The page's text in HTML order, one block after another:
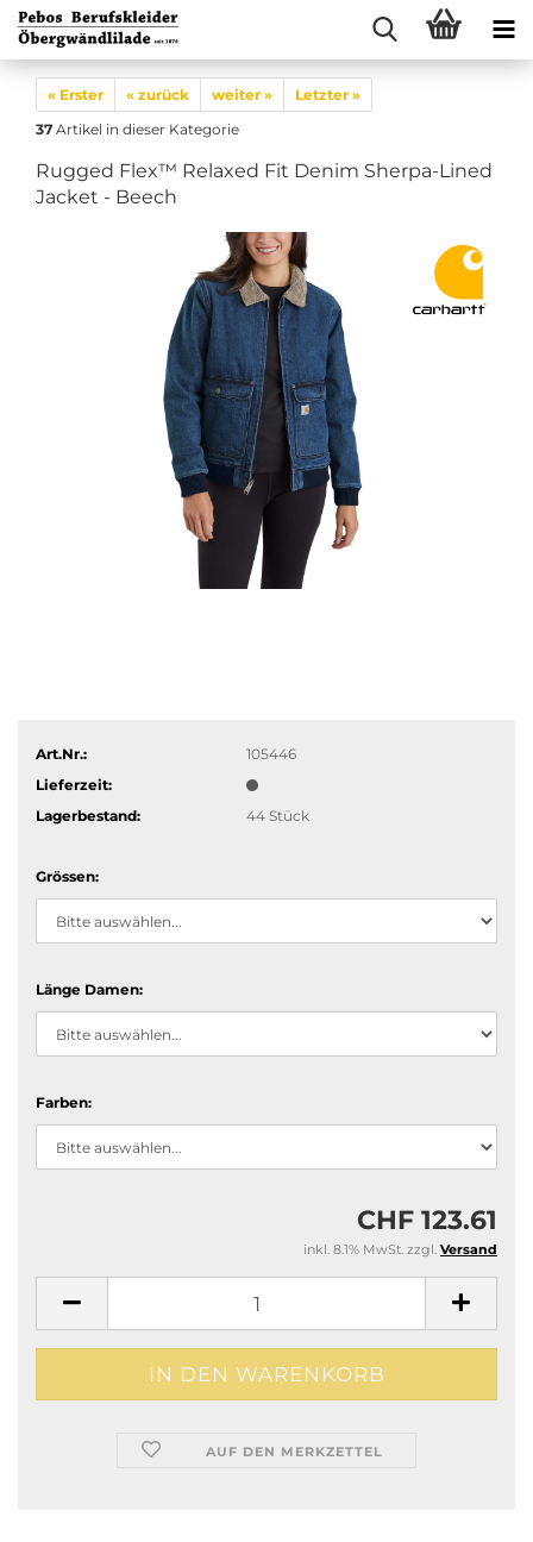
« Erster « zurück weiter »
Letzter »
37 Artikel in dieser Kategorie
Rugged Flex™ Relaxed Fit Denim Sherpa-Lined
Jacket - Beech
Art.Nr.:
105446
Lieferzeit:
Lagerbestand:
44 Stück
Grössen:
Länge Damen:
Farben:
CHF 123.61
inkl. 8.1% MwSt. zzgl. Versand
AUF DEN MERKZETTEL